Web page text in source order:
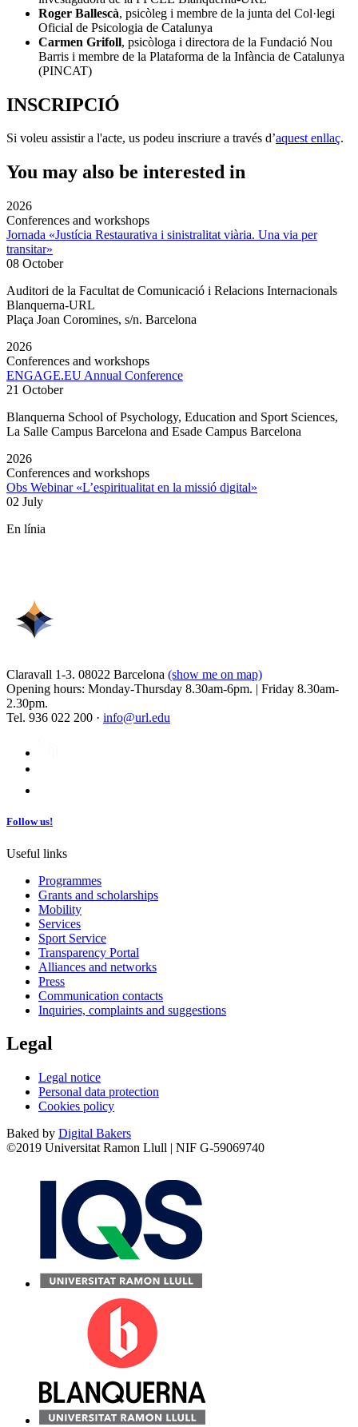
Roger Ballescà, psicòleg i membre de la junta del Col·legi
Oficial de Psicologia de Catalunya
Carmen Grifoll, psicòloga i directora de la Fundació Nou
Barris i membre de la Plataforma de la Infància de Catalunya
(PINCAT)
INSCRIPCIÓ
Si voleu assistir a l'acte, us podeu inscriure a través d’aquest enllaç.
You may also be interested in
2026
Conferences and workshops
Jornada «Justícia Restaurativa i sinistralitat viària. Una via per
transitar»
08 October
Auditori de la Facultat de Comunicació i Relacions Internacionals
Blanquerna-URL
Plaça Joan Coromines, s/n. Barcelona
2026
Conferences and workshops
ENGAGE.EU Annual Conference
21 October
Blanquerna School of Psychology, Education and Sport Sciences,
La Salle Campus Barcelona and Esade Campus Barcelona
2026
Conferences and workshops
Obs Webinar «L’espiritualitat en la missió digital»
02 July
En línia
Claravall 1-3. 08022 Barcelona (show me on map)
Opening hours: Monday-Thursday 8.30am-6pm. | Friday 8.30am-
2.30pm.
Tel. 936 022 200 · info@url.edu
Follow us!
Useful links
Programmes
Grants and scholarships
Mobility
Services
Sport Service
Transparency Portal
Alliances and networks
Press
Communication contacts
Inquiries, complaints and suggestions
Legal
Legal notice
Personal data protection
Cookies policy
Baked by Digital Bakers
©2019 Universitat Ramon Llull | NIF G-59069740